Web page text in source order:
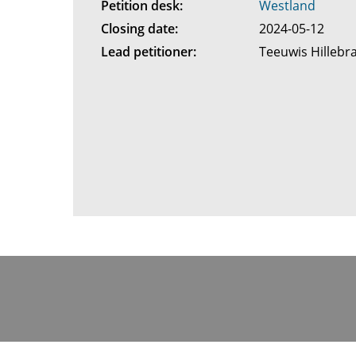
Petition desk:
Westland
Closing date:
2024-05-12
Lead petitioner:
Teeuwis